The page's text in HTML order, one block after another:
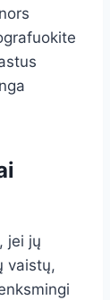
jei jų
vaistų,